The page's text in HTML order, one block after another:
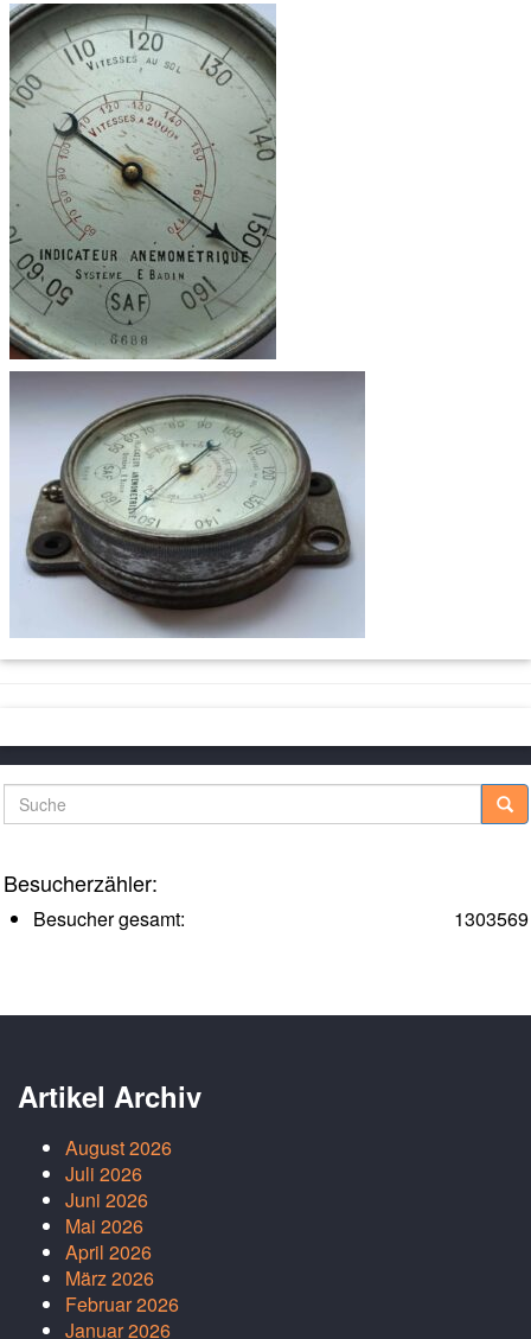
Suche
Besucherzähler:
1303569
Besucher gesamt:
Artikel Archiv
August 2026
Juli 2026
Juni 2026
Mai 2026
April 2026
März 2026
Februar 2026
Januar 2026